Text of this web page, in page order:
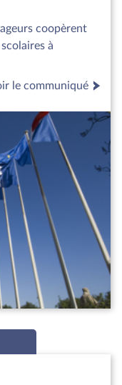
coopèrent
à
le communiqué